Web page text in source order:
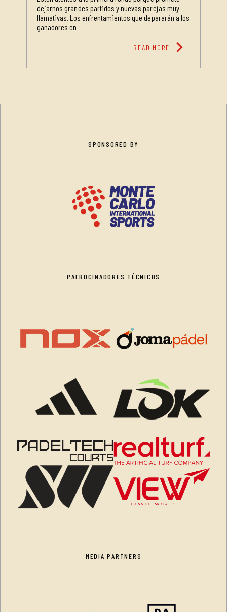
dejarnos grandes partidos y nuevas parejas muy
llamativas. Los enfrentamientos que depararán a los
ganadores en
READ MORE chevron_right
SPONSORED BY
PATROCINADORES TÉCNICOS
MEDIA PARTNERS